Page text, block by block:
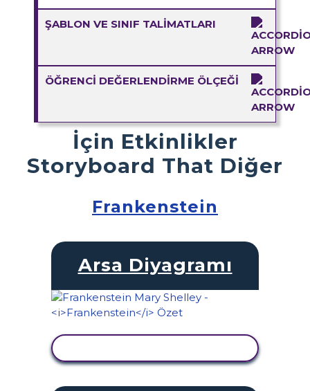
ŞABLON VE SINIF TALIMATLARI
ÖĞRENCI DEĞERLENDIRME ÖLÇEĞI
İçin Etkinlikler
Storyboard That Diğer
Frankenstein
Arsa Diyagramı